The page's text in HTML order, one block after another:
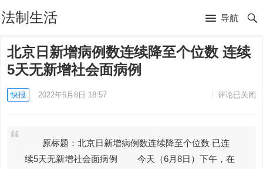
法制生活 导航
北京日新增病例数连续降至个位数 连续
5天无新增社会面病例
快报 2022年6月8日 18:57 评论已关闭
原标题：北京日新增病例数连续降至个位数 已连
续5天无新增社会面病例 今天（6月8日）下午，在